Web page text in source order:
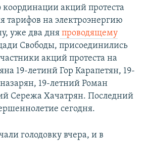
акций протеста
тарифов на электроэнергию
уже два дня проводящему
Свободы, присоединились
акций протеста на
19-летинй Гор Карапетян, 19-
19-летний Роман
Сережа Хачатрян. Последний
сегодня.
голодовку вчера, и в